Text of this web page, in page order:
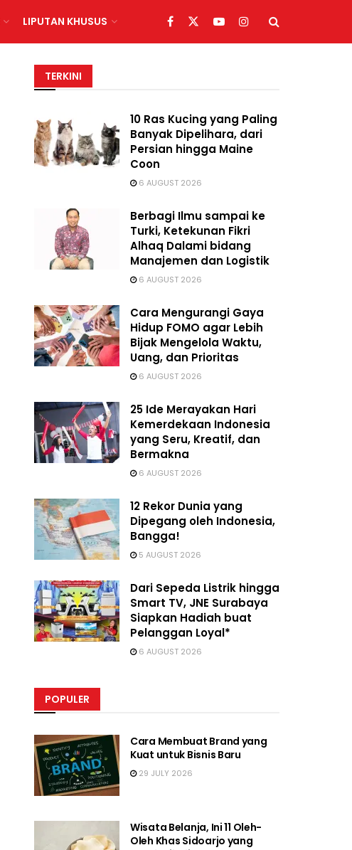
LIPUTAN KHUSUS
TERKINI
10 Ras Kucing yang Paling
Banyak Dipelihara, dari
Persian hingga Maine
Coon
6 AUGUST 2026
Berbagi Ilmu sampai ke
Turki, Ketekunan Fikri
Alhaq Dalami bidang
Manajemen dan Logistik
6 AUGUST 2026
Cara Mengurangi Gaya
Hidup FOMO agar Lebih
Bijak Mengelola Waktu,
Uang, dan Prioritas
6 AUGUST 2026
25 Ide Merayakan Hari
Kemerdekaan Indonesia
yang Seru, Kreatif, dan
Bermakna
6 AUGUST 2026
12 Rekor Dunia yang
Dipegang oleh Indonesia,
Bangga!
5 AUGUST 2026
Dari Sepeda Listrik hingga
Smart TV, JNE Surabaya
Siapkan Hadiah buat
Pelanggan Loyal*
6 AUGUST 2026
POPULER
Cara Membuat Brand yang
Kuat untuk Bisnis Baru
29 JULY 2026
Wisata Belanja, Ini 11 Oleh-
Oleh Khas Sidoarjo yang